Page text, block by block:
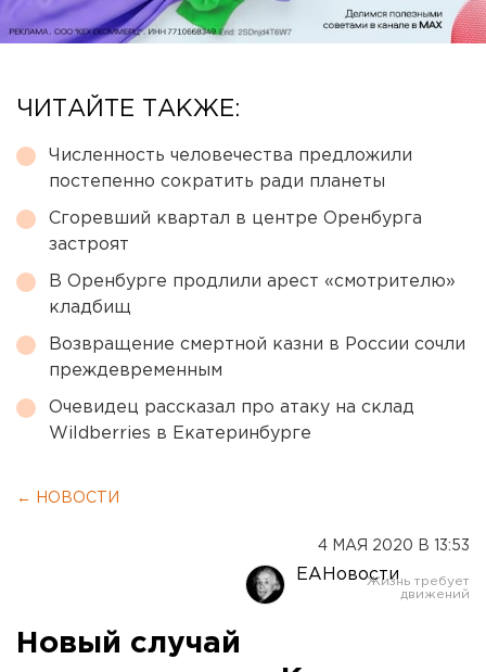
ЧИТАЙТЕ ТАКЖЕ:
Численность человечества предложили
постепенно сократить ради планеты
Сгоревший квартал в центре Оренбурга
застроят
В Оренбурге продлили арест «смотрителю»
кладбищ
Возвращение смертной казни в России сочли
преждевременным
Очевидец рассказал про атаку на склад
Wildberries в Екатеринбурге
← НОВОСТИ
4 МАЯ 2020 В 13:53
ЕАНовости
Новый случай